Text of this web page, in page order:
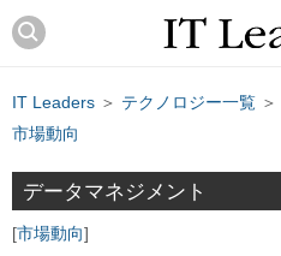
IT Leaders ＞ テクノロジー一覧 ＞
市場動向
データマネジメント
市場動向